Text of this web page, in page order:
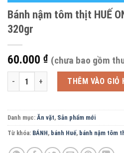
Bánh nậm tôm thịt HUẾ
320gr
60.000 ₫ (chưa bao gồm
Bánh nậm tôm thịt HUẾ ONE FOOD -
THÊM VÀO GIỎ
Danh mục: Ăn vặt, Sản phẩm mới
Từ khóa: BÁNH, bánh Huế, bánh nậm tôm